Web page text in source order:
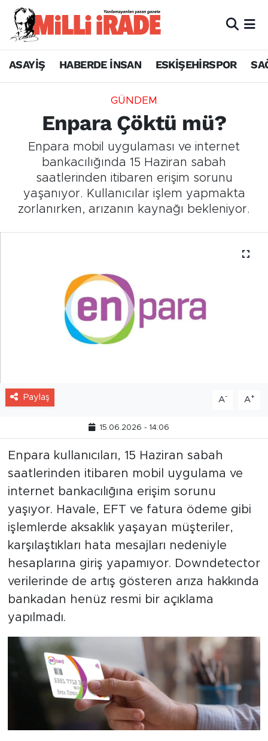
ASAYİŞ HABERDE İNSAN ESKİŞEHİRSPOR
GÜNDEM
Enpara Çöktü mü?
Enpara mobil uygulaması ve internet
bankacılığında 15 Haziran sabah
saatlerinden itibaren erişim sorunu
yaşanıyor. Kullanıcılar işlem yapmakta
zorlanırken, arızanın kaynağı bekleniyor.
Paylaş A- A+
15.06.2026 - 14:06
Enpara kullanıcıları, 15 Haziran sabah
saatlerinden itibaren mobil uygulama ve
internet bankacılığına erişim sorunu
yaşıyor. Havale, EFT ve fatura ödeme gibi
işlemlerde aksaklık yaşayan müşteriler,
karşılaştıkları hata mesajları nedeniyle
hesaplarına giriş yapamıyor. Downdetector
verilerinde de artış gösteren arıza hakkında
bankadan henüz resmi bir açıklama
yapılmadı.